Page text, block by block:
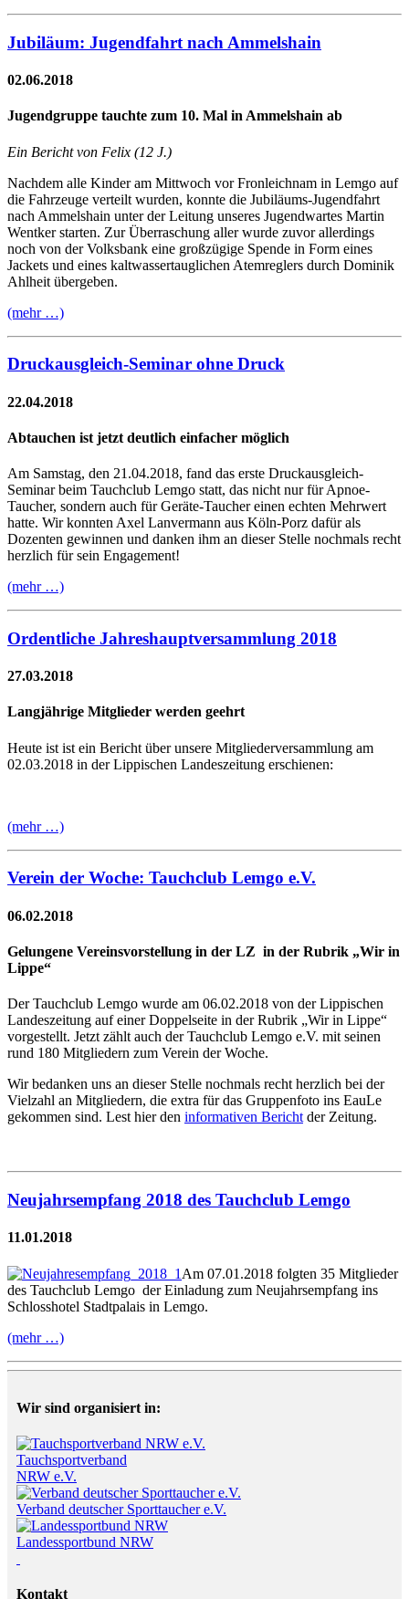
Jubiläum: Jugendfahrt nach Ammelshain
02.06.2018
Jugendgruppe tauchte zum 10. Mal in Ammelshain ab
Ein Bericht von Felix (12 J.)
Nachdem alle Kinder am Mittwoch vor Fronleichnam in Lemgo auf
die Fahrzeuge verteilt wurden, konnte die Jubiläums-Jugendfahrt
nach Ammelshain unter der Leitung unseres Jugendwartes Martin
Wentker starten. Zur Überraschung aller wurde zuvor allerdings
noch von der Volksbank eine großzügige Spende in Form eines
Jackets und eines kaltwassertauglichen Atemreglers durch Dominik
Ahlheit übergeben.
(mehr …)
Druckausgleich-Seminar ohne Druck
22.04.2018
Abtauchen ist jetzt deutlich einfacher möglich
Am Samstag, den 21.04.2018, fand das erste Druckausgleich-
Seminar beim Tauchclub Lemgo statt, das nicht nur für Apnoe-
Taucher, sondern auch für Geräte-Taucher einen echten Mehrwert
hatte. Wir konnten Axel Lanvermann aus Köln-Porz dafür als
Dozenten gewinnen und danken ihm an dieser Stelle nochmals recht
herzlich für sein Engagement!
(mehr …)
Ordentliche Jahreshauptversammlung 2018
27.03.2018
Langjährige Mitglieder werden geehrt
Heute ist ist ein Bericht über unsere Mitgliederversammlung am
02.03.2018 in der Lippischen Landeszeitung erschienen:
(mehr …)
Verein der Woche: Tauchclub Lemgo e.V.
06.02.2018
Gelungene Vereinsvorstellung in der LZ in der Rubrik „Wir in
Lippe“
Der Tauchclub Lemgo wurde am 06.02.2018 von der Lippischen
Landeszeitung auf einer Doppelseite in der Rubrik „Wir in Lippe“
vorgestellt. Jetzt zählt auch der Tauchclub Lemgo e.V. mit seinen
rund 180 Mitgliedern zum Verein der Woche.
Wir bedanken uns an dieser Stelle nochmals recht herzlich bei der
Vielzahl an Mitgliedern, die extra für das Gruppenfoto ins EauLe
gekommen sind. Lest hier den informativen Bericht der Zeitung.
Neujahrsempfang 2018 des Tauchclub Lemgo
11.01.2018
Am 07.01.2018 folgten 35 Mitglieder
des Tauchclub Lemgo der Einladung zum Neujahrsempfang ins
Schlosshotel Stadtpalais in Lemgo.
(mehr …)
Wir sind organisiert in:
Tauchsportverband
NRW e.V.
Verband deutscher Sporttaucher e.V.
Landessportbund NRW
Kontakt